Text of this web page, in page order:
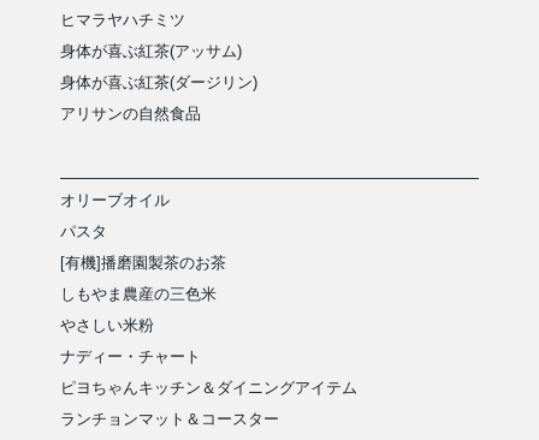
ヒマラヤハチミツ
身体が喜ぶ紅茶(アッサム)
身体が喜ぶ紅茶(ダージリン)
アリサンの自然食品
オリーブオイル
パスタ
[有機]播磨園製茶のお茶
しもやま農産の三色米
やさしい米粉
ナディー・チャート
ピヨちゃんキッチン＆ダイニングアイテム
ランチョンマット＆コースター